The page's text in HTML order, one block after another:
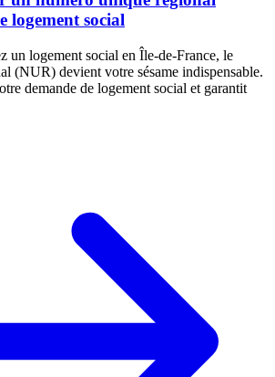
logement social
un logement social en Île-de-France, le
(NUR) devient votre sésame indispensable.
demande de logement social et garantit